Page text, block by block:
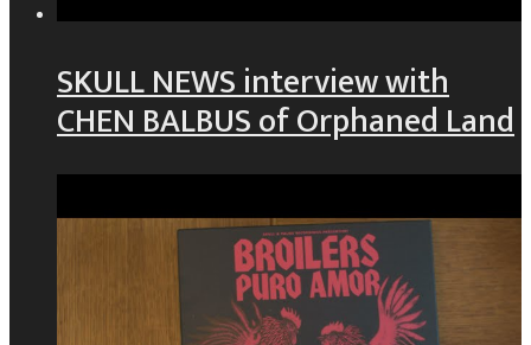
SKULL NEWS interview with
CHEN BALBUS of Orphaned Land